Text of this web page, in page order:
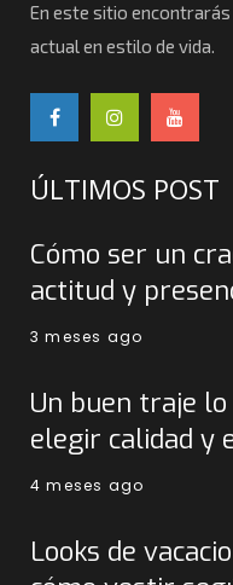
En este sitio
actual en estilo de vida.
ÚLTIMOS POST
Cómo ser un
actitud y
3 meses ago
Un buen traje
elegir calidad y
4 meses ago
Looks de